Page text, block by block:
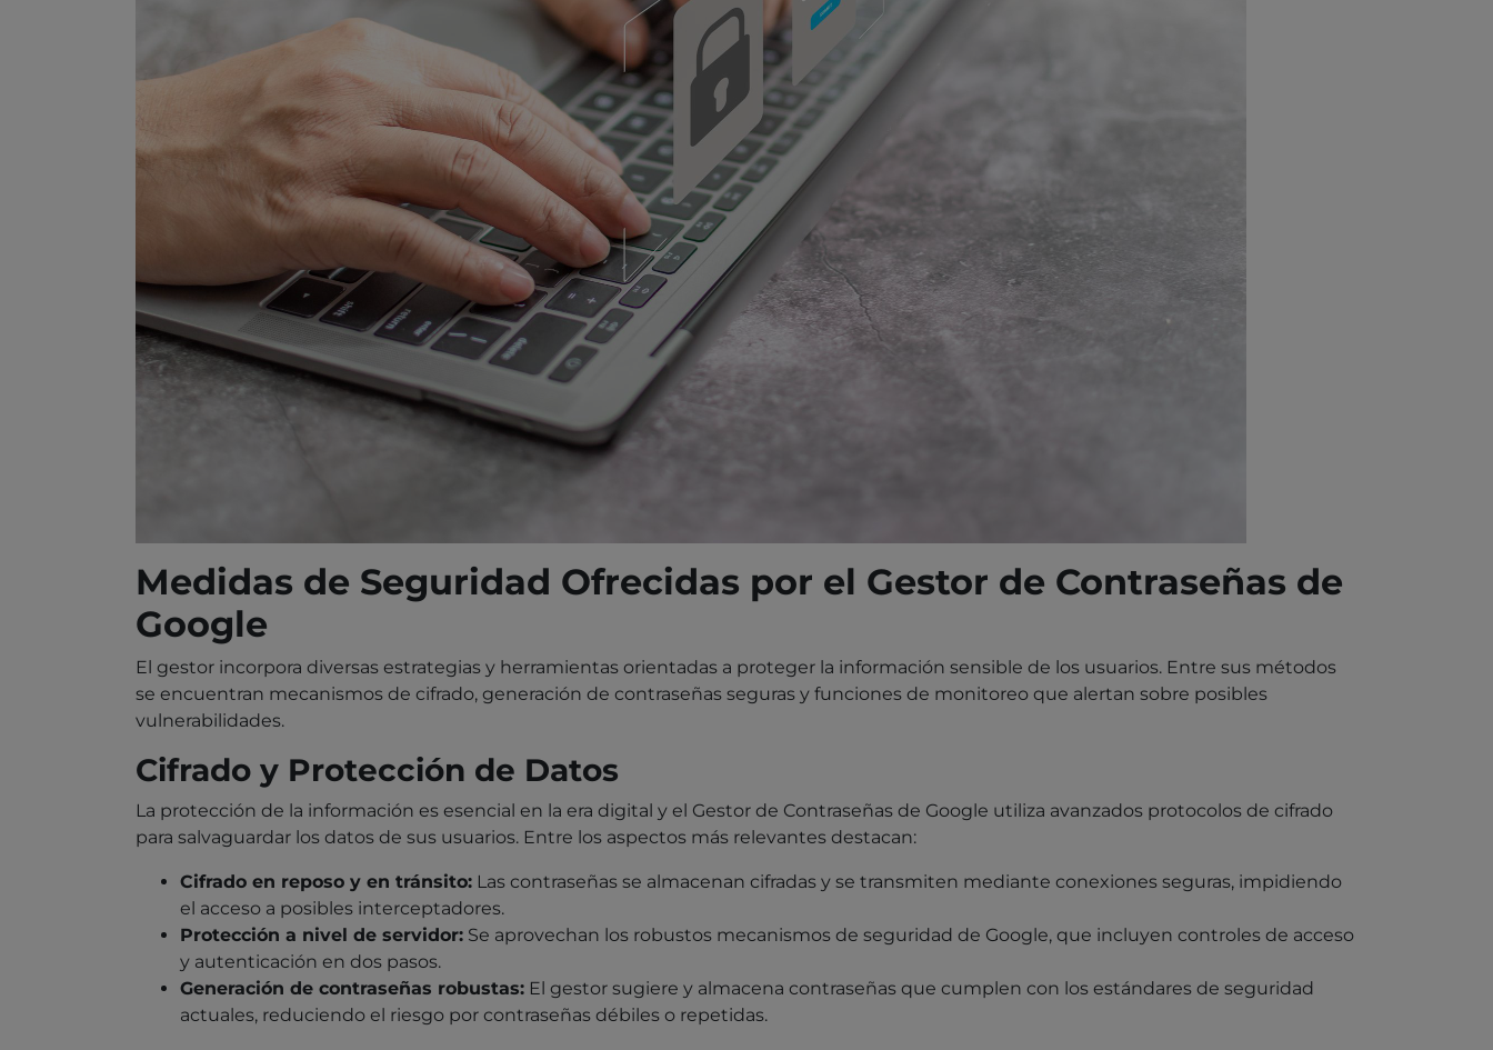
Medidas de Seguridad Ofrecidas por el Gestor de Contraseñas de
Google
El gestor incorpora diversas estrategias y herramientas orientadas a proteger la información sensible de los usuarios. Entre sus métodos
se encuentran mecanismos de cifrado, generación de contraseñas seguras y funciones de monitoreo que alertan sobre posibles
vulnerabilidades.
Cifrado y Protección de Datos
La protección de la información es esencial en la era digital y el Gestor de Contraseñas de Google utiliza avanzados protocolos de cifrado
para salvaguardar los datos de sus usuarios. Entre los aspectos más relevantes destacan:
Cifrado en reposo y en tránsito: Las contraseñas se almacenan cifradas y se transmiten mediante conexiones seguras, impidiendo
el acceso a posibles interceptadores.
Protección a nivel de servidor: Se aprovechan los robustos mecanismos de seguridad de Google, que incluyen controles de acceso
y autenticación en dos pasos.
Generación de contraseñas robustas: El gestor sugiere y almacena contraseñas que cumplen con los estándares de seguridad
actuales, reduciendo el riesgo por contraseñas débiles o repetidas.